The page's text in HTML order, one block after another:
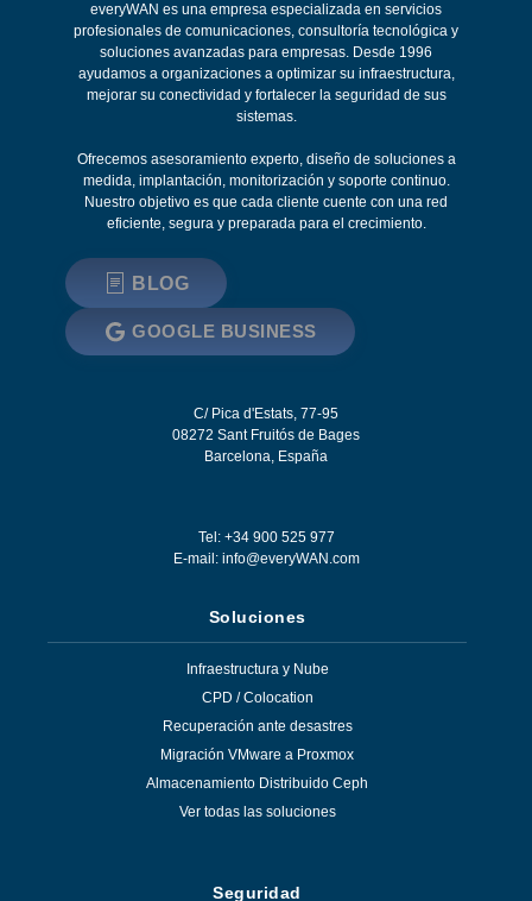
everyWAN es una empresa especializada en servicios
profesionales de comunicaciones, consultoría tecnológica y
soluciones avanzadas para empresas. Desde 1996
ayudamos a organizaciones a optimizar su infraestructura,
mejorar su conectividad y fortalecer la seguridad de sus
sistemas.
Ofrecemos asesoramiento experto, diseño de soluciones a
medida, implantación, monitorización y soporte continuo.
Nuestro objetivo es que cada cliente cuente con una red
eficiente, segura y preparada para el crecimiento.
BLOG
GOOGLE BUSINESS
C/ Pica d'Estats, 77-95
08272 Sant Fruitós de Bages
Barcelona, España
Tel: +34 900 525 977
E-mail: info@everyWAN.com
Soluciones
Infraestructura y Nube
CPD / Colocation
Recuperación ante desastres
Migración VMware a Proxmox
Almacenamiento Distribuido Ceph
Ver todas las soluciones
Seguridad